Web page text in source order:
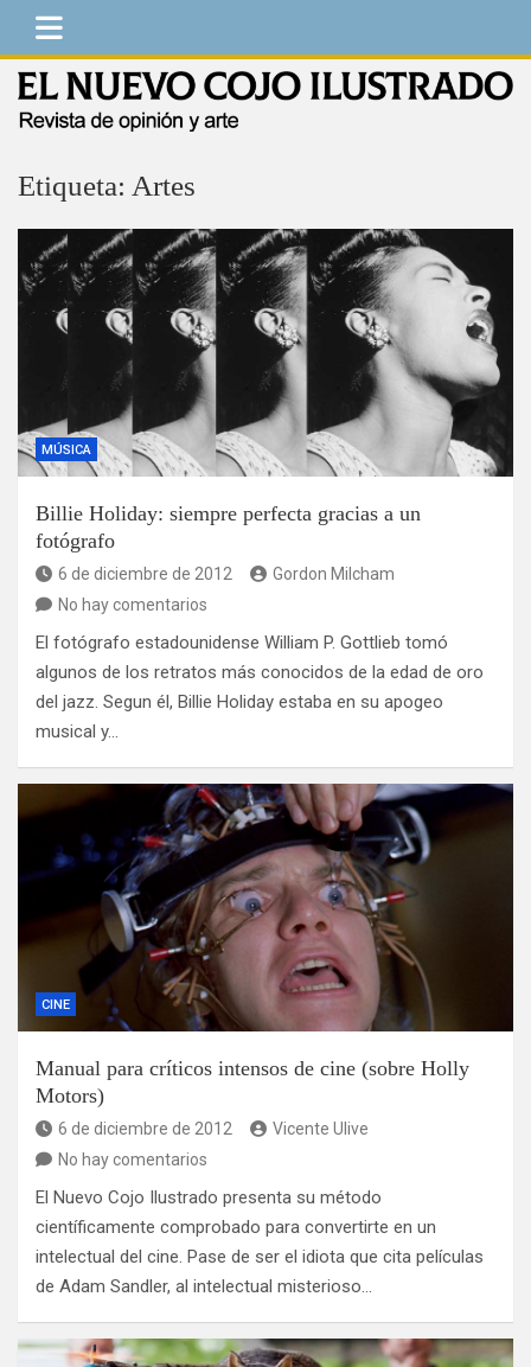
Saltar
contenido
Etiqueta: Artes
MÚSICA
Billie Holiday: siempre perfecta gracias a un
fotógrafo
6 de diciembre de 2012
Gordon Milcham
No hay comentarios
El fotógrafo estadounidense William P. Gottlieb tomó
algunos de los retratos más conocidos de la edad de oro
del jazz. Segun él, Billie Holiday estaba en su apogeo
musical y…
CINE
Manual para críticos intensos de cine (sobre Holly
Motors)
6 de diciembre de 2012
Vicente Ulive
No hay comentarios
El Nuevo Cojo Ilustrado presenta su método
científicamente comprobado para convertirte en un
intelectual del cine. Pase de ser el idiota que cita películas
de Adam Sandler, al intelectual misterioso…